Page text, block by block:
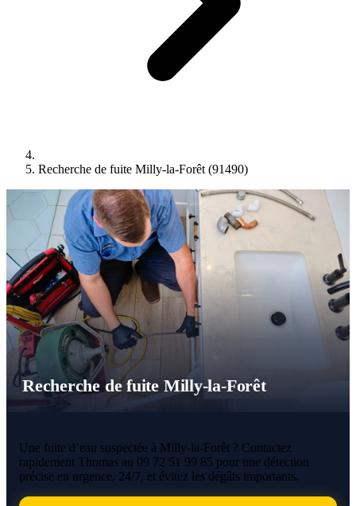
Recherche de fuite Milly-la-Forêt (91490)
Recherche de fuite Milly-la-Forêt
Une fuite d’eau suspectée à Milly-la-Forêt ? Contactez
rapidement Thomas au 09 72 51 99 85 pour une détection
précise en urgence, 24/7, et évitez les dégâts importants.